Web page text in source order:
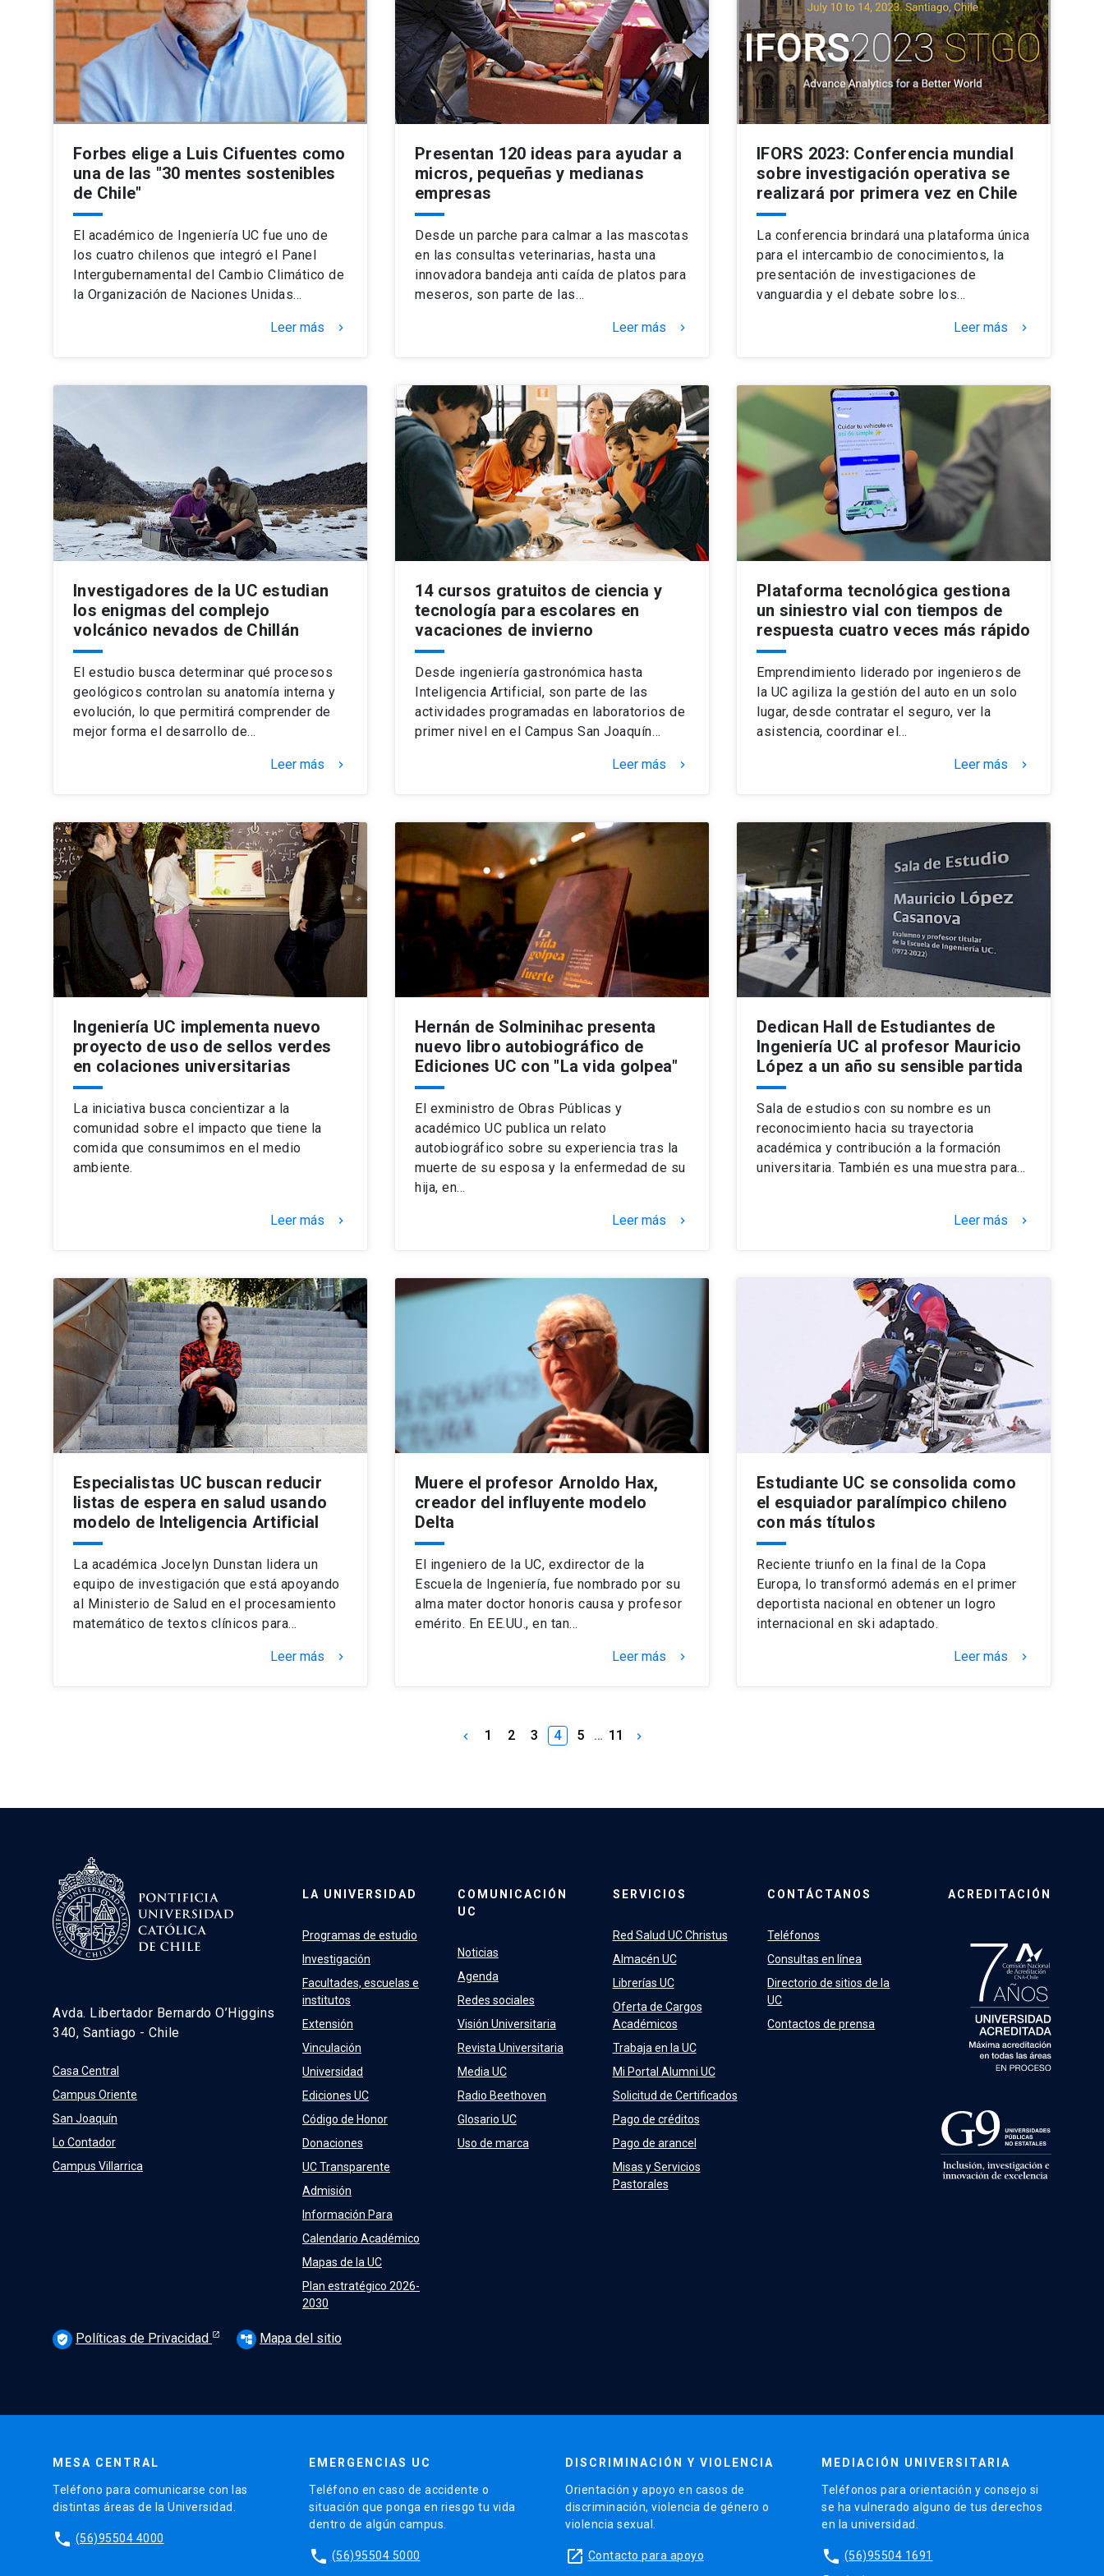
Forbes elige a Luis Cifuentes como
una de las "30 mentes sostenibles
de Chile"
El académico de Ingeniería UC fue uno de
los cuatro chilenos que integró el Panel
Intergubernamental del Cambio Climático de
la Organización de Naciones Unidas…
Leer más keyboard_arrow_right
Presentan 120 ideas para ayudar a
micros, pequeñas y medianas
empresas
Desde un parche para calmar a las mascotas
en las consultas veterinarias, hasta una
innovadora bandeja anti caída de platos para
meseros, son parte de las…
Leer más keyboard_arrow_right
IFORS 2023: Conferencia mundial
sobre investigación operativa se
realizará por primera vez en Chile
La conferencia brindará una plataforma única
para el intercambio de conocimientos, la
presentación de investigaciones de
vanguardia y el debate sobre los…
Leer más keyboard_arrow_right
Investigadores de la UC estudian
los enigmas del complejo
volcánico nevados de Chillán
El estudio busca determinar qué procesos
geológicos controlan su anatomía interna y
evolución, lo que permitirá comprender de
mejor forma el desarrollo de…
Leer más keyboard_arrow_right
14 cursos gratuitos de ciencia y
tecnología para escolares en
vacaciones de invierno
Desde ingeniería gastronómica hasta
Inteligencia Artificial, son parte de las
actividades programadas en laboratorios de
primer nivel en el Campus San Joaquín…
Leer más keyboard_arrow_right
Plataforma tecnológica gestiona
un siniestro vial con tiempos de
respuesta cuatro veces más rápido
Emprendimiento liderado por ingenieros de
la UC agiliza la gestión del auto en un solo
lugar, desde contratar el seguro, ver la
asistencia, coordinar el…
Leer más keyboard_arrow_right
Ingeniería UC implementa nuevo
proyecto de uso de sellos verdes
en colaciones universitarias
La iniciativa busca concientizar a la
comunidad sobre el impacto que tiene la
comida que consumimos en el medio
ambiente.
Leer más keyboard_arrow_right
Hernán de Solminihac presenta
nuevo libro autobiográfico de
Ediciones UC con "La vida golpea"
El exministro de Obras Públicas y
académico UC publica un relato
autobiográfico sobre su experiencia tras la
muerte de su esposa y la enfermedad de su
hija, en…
Leer más keyboard_arrow_right
Dedican Hall de Estudiantes de
Ingeniería UC al profesor Mauricio
López a un año su sensible partida
Sala de estudios con su nombre es un
reconocimiento hacia su trayectoria
académica y contribución a la formación
universitaria. También es una muestra para…
Leer más keyboard_arrow_right
Especialistas UC buscan reducir
listas de espera en salud usando
modelo de Inteligencia Artificial
La académica Jocelyn Dunstan lidera un
equipo de investigación que está apoyando
al Ministerio de Salud en el procesamiento
matemático de textos clínicos para…
Leer más keyboard_arrow_right
Muere el profesor Arnoldo Hax,
creador del influyente modelo
Delta
El ingeniero de la UC, exdirector de la
Escuela de Ingeniería, fue nombrado por su
alma mater doctor honoris causa y profesor
emérito. En EE.UU., en tan…
Leer más keyboard_arrow_right
Estudiante UC se consolida como
el esquiador paralímpico chileno
con más títulos
Reciente triunfo en la final de la Copa
Europa, lo transformó además en el primer
deportista nacional en obtener un logro
internacional en ski adaptado.
Leer más keyboard_arrow_right
keyboard_arrow_left 1 2 3 4 5 … 11 keyboard_arrow_right
Avda. Libertador Bernardo O’Higgins
340, Santiago - Chile
Casa Central
Campus Oriente
San Joaquín
Lo Contador
Campus Villarrica
LA UNIVERSIDAD
Programas de estudio
Investigación
Facultades, escuelas e
institutos
Extensión
Vinculación
Universidad
Ediciones UC
Código de Honor
Donaciones
UC Transparente
Admisión
Información Para
Calendario Académico
Mapas de la UC
Plan estratégico 2026-
2030
COMUNICACIÓN
UC
Noticias
Agenda
Redes sociales
Visión Universitaria
Revista Universitaria
Media UC
Radio Beethoven
Glosario UC
Uso de marca
SERVICIOS
Red Salud UC Christus
Almacén UC
Librerías UC
Oferta de Cargos
Académicos
Trabaja en la UC
Mi Portal Alumni UC
Solicitud de Certificados
Pago de créditos
Pago de arancel
Misas y Servicios
Pastorales
CONTÁCTANOS
Teléfonos
Consultas en línea
Directorio de sitios de la
UC
Contactos de prensa
ACREDITACIÓN
verified_user Políticas de Privacidad account_tree Mapa del sitio
MESA CENTRAL
Teléfono para comunicarse con las
distintas áreas de la Universidad.
phone (56)95504 4000
EMERGENCIAS UC
Teléfono en caso de accidente o
situación que ponga en riesgo tu vida
dentro de algún campus.
phone (56)95504 5000
DISCRIMINACIÓN Y VIOLENCIA
Orientación y apoyo en casos de
discriminación, violencia de género o
violencia sexual.
launch Contacto para apoyo
MEDIACIÓN UNIVERSITARIA
Teléfonos para orientación y consejo si
se ha vulnerado alguno de tus derechos
en la universidad.
phone (56)95504 1691